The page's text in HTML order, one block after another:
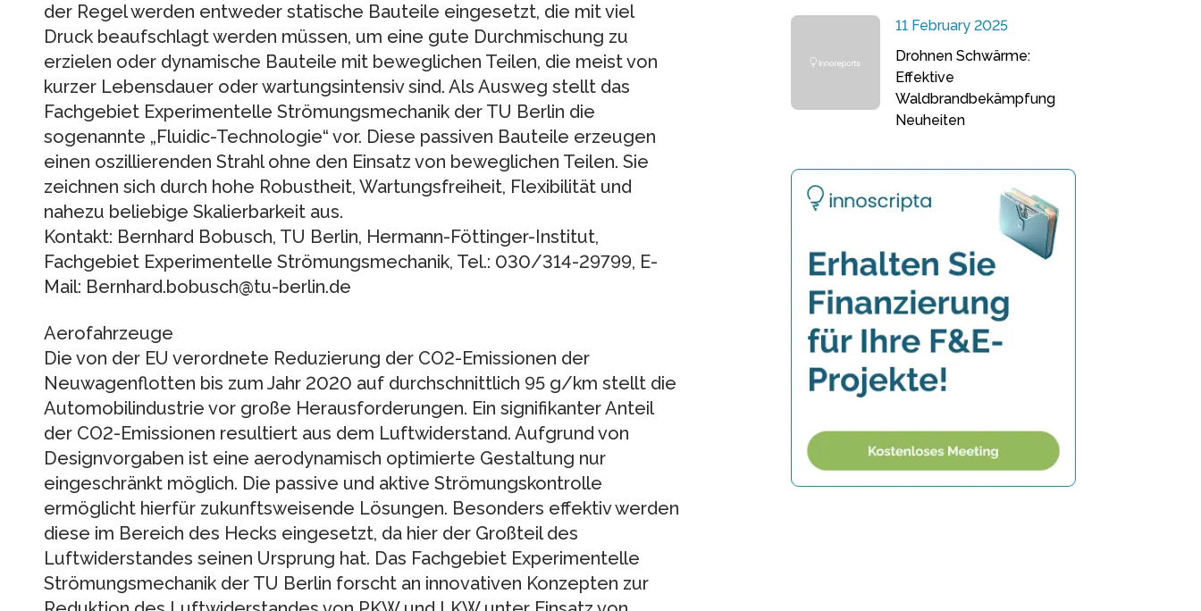
der Regel werden entweder statische Bauteile eingesetzt, die mit viel
Druck beaufschlagt werden müssen, um eine gute Durchmischung zu
erzielen oder dynamische Bauteile mit beweglichen Teilen, die meist von
kurzer Lebensdauer oder wartungsintensiv sind. Als Ausweg stellt das
Fachgebiet Experimentelle Strömungsmechanik der TU Berlin die
sogenannte „Fluidic-Technologie“ vor. Diese passiven Bauteile erzeugen
einen oszillierenden Strahl ohne den Einsatz von beweglichen Teilen. Sie
zeichnen sich durch hohe Robustheit, Wartungsfreiheit, Flexibilität und
nahezu beliebige Skalierbarkeit aus.
Kontakt: Bernhard Bobusch, TU Berlin, Hermann-Föttinger-Institut,
Fachgebiet Experimentelle Strömungsmechanik, Tel.: 030/314-29799, E-
Mail: Bernhard.bobusch@tu-berlin.de
Aerofahrzeuge
Die von der EU verordnete Reduzierung der CO2-Emissionen der
Neuwagenflotten bis zum Jahr 2020 auf durchschnittlich 95 g/km stellt die
Automobilindustrie vor große Herausforderungen. Ein signifikanter Anteil
der CO2-Emissionen resultiert aus dem Luftwiderstand. Aufgrund von
Designvorgaben ist eine aerodynamisch optimierte Gestaltung nur
eingeschränkt möglich. Die passive und aktive Strömungskontrolle
ermöglicht hierfür zukunftsweisende Lösungen. Besonders effektiv werden
diese im Bereich des Hecks eingesetzt, da hier der Großteil des
Luftwiderstandes seinen Ursprung hat. Das Fachgebiet Experimentelle
Strömungsmechanik der TU Berlin forscht an innovativen Konzepten zur
11 February 2025
Drohnen Schwärme:
Effektive
Waldbrandbekämpfung
Neuheiten